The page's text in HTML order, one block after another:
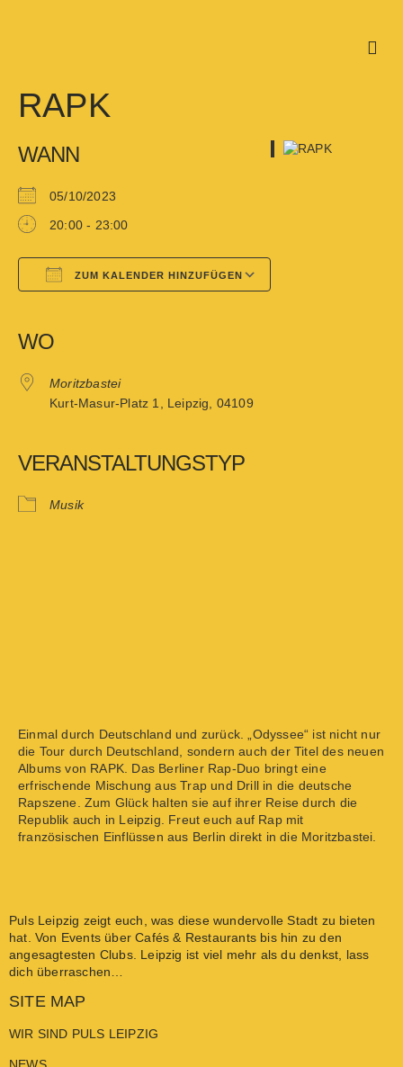
RAPK
WANN
05/10/2023
20:00 - 23:00
ZUM KALENDER HINZUFÜGEN
WO
Moritzbastei
Kurt-Masur-Platz 1, Leipzig, 04109
VERANSTALTUNGSTYP
Musik
Einmal durch Deutschland und zurück. „Odyssee“ ist nicht nur
die Tour durch Deutschland, sondern auch der Titel des neuen
Albums von RAPK. Das Berliner Rap-Duo bringt eine
erfrischende Mischung aus Trap und Drill in die deutsche
Rapszene. Zum Glück halten sie auf ihrer Reise durch die
Republik auch in Leipzig. Freut euch auf Rap mit
französischen Einflüssen aus Berlin direkt in die Moritzbastei.
Puls Leipzig zeigt euch, was diese wundervolle Stadt zu bieten
hat. Von Events überCafés & Restaurants bis hin zu den
angesagtesten Clubs. Leipzig ist viel mehr als du denkst, lass
dich überraschen…
SITE MAP
WIR SIND PULS LEIPZIG